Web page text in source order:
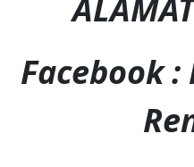
Facebook